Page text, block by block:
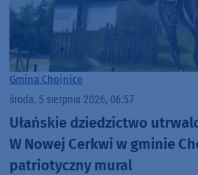
Gmina Chojnice
środa, 5 sierpnia 2026, 06:57
Ułańskie dziedzictwo
W Nowej Cerkwi w gminie
patriotyczny mural